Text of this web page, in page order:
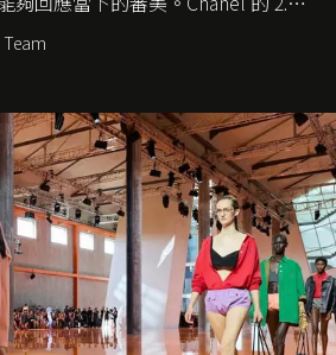
問世至今，一直有着舉足輕重的地
一個夢想手袋是 Chanel，那 2.55
麼這個手袋是怎麼誕生的呢？又為
就由《L'Officiel HK》帶你穿越流金
故事。
Team